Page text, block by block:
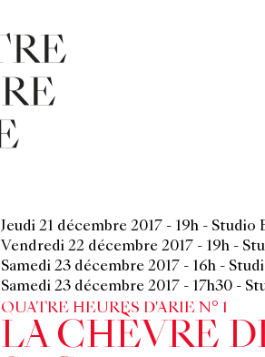
Jeudi 21 décembre 2017 - 19h - Studio
Vendredi 22 décembre 2017 - 19h -
Samedi 23 décembre 2017 - 16h -
Samedi 23 décembre 2017 - 17h30 -
QUATRE HEURES D'ARIE N° 1
LA CHÈVRE